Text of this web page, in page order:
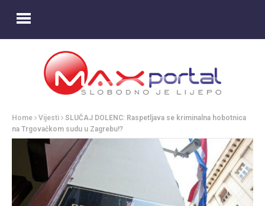
Home Vijesti
SLUČAJ DOLENC: Raspetljava se kriminalna hobotnica
na Trgovačkom sudu u Zagrebu!?